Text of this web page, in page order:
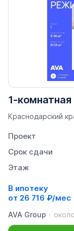
1-комнатная
Краснодарский
Проект
Срок сдачи
Этаж
В ипотеку
от 26 716 ₽/мес
AVA Group